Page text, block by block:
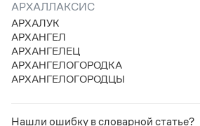
Азбучные истины
Словарь-справочник непростые слова
Все справочники портала
Новости и события
АРХАЛЛАКСИС
АРХАЛУК
АРХАНГЕЛ
АРХАНГЕЛЕЦ
АРХАНГЕЛОГОРОДКА
АРХАНГЕЛОГОРОДЦЫ
Нашли ошибку в словарной статье?